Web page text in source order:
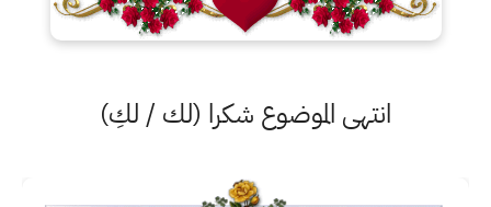
انتهى الموضوع شكرا (لك / لكِ)